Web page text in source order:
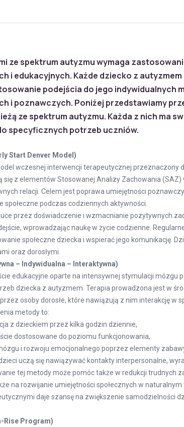
ze spektrum autyzmu wymaga
i edukacyjnych. Każde dziecko z
podejścia do jego indywidualnych
i poznawczych. Poniżej przedstawiamy
ze spektrum autyzmu. Każda z nich ma
specyficznych potrzeb uczniów.
Start Denver Model)
wczesnej interwencji terapeutycznej przeznaczony
się z elementów Stosowanej Analizy Zachowania
relacji. Celem jest poprawa umiejętności
społeczne podczas codziennych aktywności.
przez doświadczenie i wzmacnianie pozytywnych
wprowadzając naukę w życie codzienne.
społeczne dziecka i wspierać jego komunikację.
oraz dorosłymi.
– Indywidualna – Interaktywna)
edukacyjne oparte na intensywnej stymulacji mózgu
dziecka z autyzmem. Terapia prowadzona jest w
osoby dorosłe, które nawiązują z nim interakcję w
metody to:
z dzieckiem przez kilka godzin dziennie,
dostosowane do poziomu funkcjonowania,
i rozwoju emocjonalnego poprzez elementy
uczą się nawiązywać kontakty interpersonalne,
tej metody może pomóc także w redukcji trudnych
na rozwijanie umiejętności społecznych w
daje szansę na zwiększenie samodzielności
Rise Program)